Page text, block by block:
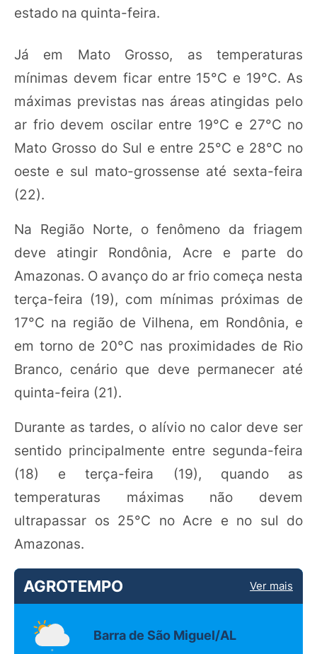
estado na quinta-feira.
Já em Mato Grosso, as temperaturas
mínimas devem ficar entre 15°C e 19°C. As
máximas previstas nas áreas atingidas pelo
ar frio devem oscilar entre 19°C e 27°C no
Mato Grosso do Sul e entre 25°C e 28°C no
oeste e sul mato-grossense até sexta-feira
(22).
Na Região Norte, o fenômeno da friagem
deve atingir Rondônia, Acre e parte do
Amazonas. O avanço do ar frio começa nesta
terça-feira (19), com mínimas próximas de
17°C na região de Vilhena, em Rondônia, e
em torno de 20°C nas proximidades de Rio
Branco, cenário que deve permanecer até
quinta-feira (21).
Durante as tardes, o alívio no calor deve ser
sentido principalmente entre segunda-feira
(18) e terça-feira (19), quando as
temperaturas máximas não devem
ultrapassar os 25°C no Acre e no sul do
Amazonas.
AGROTEMPO Ver mais
Barra de São Miguel/AL